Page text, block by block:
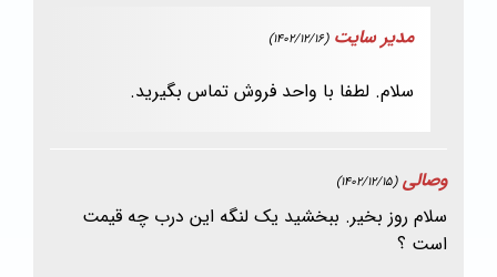
مدیر سایت (1402/12/16)
سلام. لطفا با واحد فروش تماس بگیرید.
وصالی (1402/12/15)
سلام روز بخیر. ببخشید یک لنگه این درب چه قیمت
است ؟